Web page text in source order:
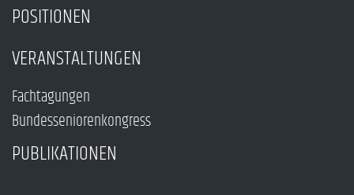
POSITIONEN
VERANSTALTUNGEN
Fachtagungen
Bundesseniorenkongress
PUBLIKATIONEN